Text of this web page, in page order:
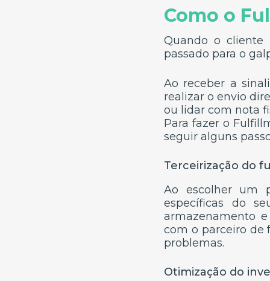
Como o
Quando o
passado para o
Ao receber a
realizar o envio
ou lidar com nota
Para fazer o
seguir alguns
Terceirização do
Ao escolher um
específicas do
armazenamento
com o parceiro de
problemas.
Otimização do